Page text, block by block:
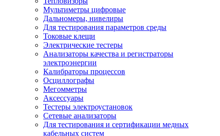
Мультиметры цифровые
Дальномеры, нивелиры
Для тестирования параметров среды
Токовые клещи
Электрические тестеры
Анализаторы качества и регистраторы
электроэнергии
Калибраторы процессов
Осциллографы
Мегомметры
Аксессуары
Тестеры электроустановок
Сетевые анализаторы
Для тестирования и сертификации медных
кабельных систем